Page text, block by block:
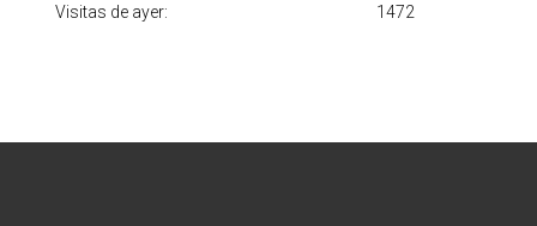
1472
Visitas de ayer: